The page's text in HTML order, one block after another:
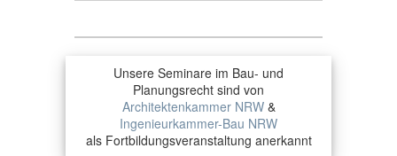
Unsere Seminare im Bau- und
Planungsrecht sind von
Architektenkammer NRW&
Ingenieurkammer-Bau NRW
als Fortbildungsveranstaltung anerkannt